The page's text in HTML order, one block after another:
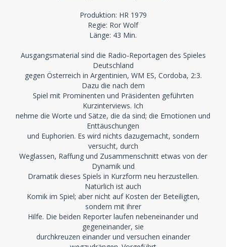
Produktion: HR 1979
Regie: Ror Wolf
Länge: 43 Min.
Ausgangsmaterial sind die Radio-Reportagen des Spieles
Deutschland
gegen Österreich in Argentinien, WM ES, Cordoba, 2:3.
Dazu die nach dem
Spiel mit Prominenten und Präsidenten geführten
Kurzinterviews. Ich
nehme die Worte und Sätze, die da sind; die Emotionen und
Enttäuschungen
und Euphorien. Es wird nichts dazugemacht, sondern
versucht, durch
Weglassen, Raffung und Zusammenschnitt etwas von der
Dynamik und
Dramatik dieses Spiels in Kurzform neu herzustellen.
Natürlich ist auch
Komik im Spiel; aber nicht auf Kosten der Beteiligten,
sondern mit ihrer
Hilfe. Die beiden Reporter laufen nebeneinander und
gegeneinander, sie
durchkreuzen einander und versuchen einander